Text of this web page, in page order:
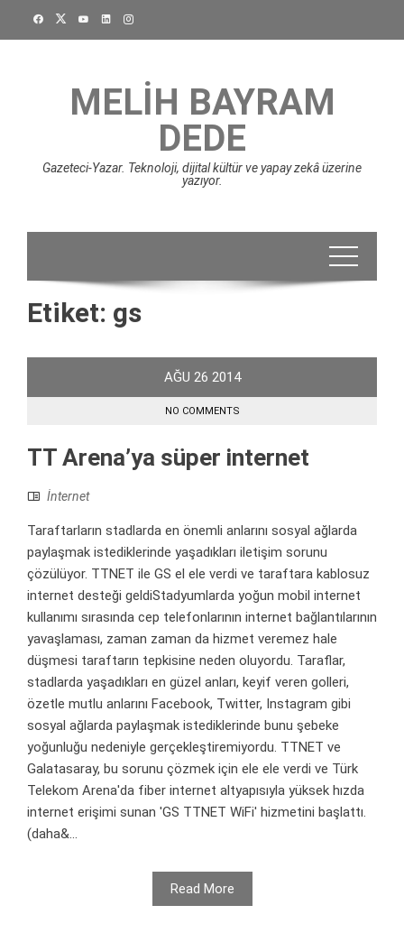
MELIH BAYRAM
DEDE
Gazeteci-Yazar. Teknoloji, dijital kültür ve yapay zekâ üzerine
yazıyor.
Etiket: gs
AĞU 26 2014
NO COMMENTS
TT Arena’ya süper internet
İnternet
Taraftarların stadlarda en önemli anlarını sosyal ağlarda
paylaşmak istediklerinde yaşadıkları iletişim sorunu
çözülüyor. TTNET ile GS el ele verdi ve taraftara kablosuz
internet desteği geldiStadyumlarda yoğun mobil internet
kullanımı sırasında cep telefonlarının internet bağlantılarının
yavaşlaması, zaman zaman da hizmet veremez hale
düşmesi taraftarın tepkisine neden oluyordu. Taraflar,
stadlarda yaşadıkları en güzel anları, keyif veren golleri,
özetle mutlu anlarını Facebook, Twitter, Instagram gibi
sosyal ağlarda paylaşmak istediklerinde bunu şebeke
yoğunluğu nedeniyle gerçekleştiremiyordu. TTNET ve
Galatasaray, bu sorunu çözmek için ele ele verdi ve Türk
Telekom Arena'da fiber internet altyapısıyla yüksek hızda
internet erişimi sunan 'GS TTNET WiFi' hizmetini başlattı.
(daha&...
Read More